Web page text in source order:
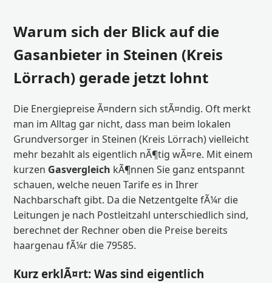
Warum sich der Blick auf die
Gasanbieter in Steinen (Kreis
Lörrach) gerade jetzt lohnt
Die Energiepreise Ã¤ndern sich stÃ¤ndig. Oft merkt
man im Alltag gar nicht, dass man beim lokalen
Grundversorger in Steinen (Kreis Lörrach) vielleicht
mehr bezahlt als eigentlich nÃ¶tig wÃ¤re. Mit einem
kurzen Gasvergleich kÃ¶nnen Sie ganz entspannt
schauen, welche neuen Tarife es in Ihrer
Nachbarschaft gibt. Da die Netzentgelte fÃ¼r die
Leitungen je nach Postleitzahl unterschiedlich sind,
berechnet der Rechner oben die Preise bereits
haargenau fÃ¼r die 79585.
Kurz erklÃ¤rt: Was sind eigentlich